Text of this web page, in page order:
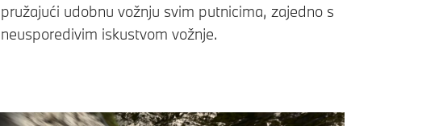
pružajući udobnu vožnju svim putnicima, zajedno s
neusporedivim iskustvom vožnje.